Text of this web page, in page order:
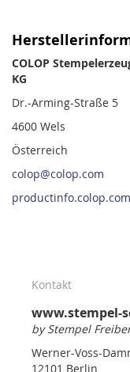
COLOP
KG
Dr.-Arming-Straße 5
4600 Wels
Österreich
colop@colop.com
productinfo.colop.com
Kontakt
www.stempel-
by Stempel
Werner-Voss-
12101 Berlin